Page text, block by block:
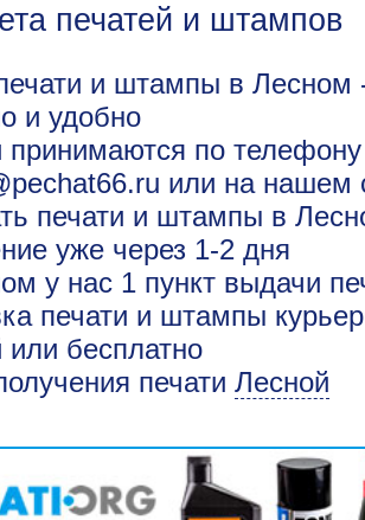
печатей и штампов
и штампы в Лесном
и удобно
принимаются по
или на нашем
печати и штампы в
уже через 1-2 дня
у нас 1 пункт выдачи
печати и штампы
или бесплатно
печати Лесной